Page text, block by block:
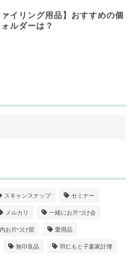
ァイリング用品】おすすめの個
ルダーは？
スキャンスナップ セミナー
メルカリ 一緒にお片づけ会
お片づけ部 愛用品
無印良品 羽仁もと子案家計簿